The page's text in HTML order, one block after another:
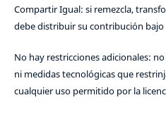
Compartir Igual: si remezcla,
debe distribuir su contribución bajo
No hay restricciones adicionales:
ni medidas tecnológicas que
cualquier uso permitido por la